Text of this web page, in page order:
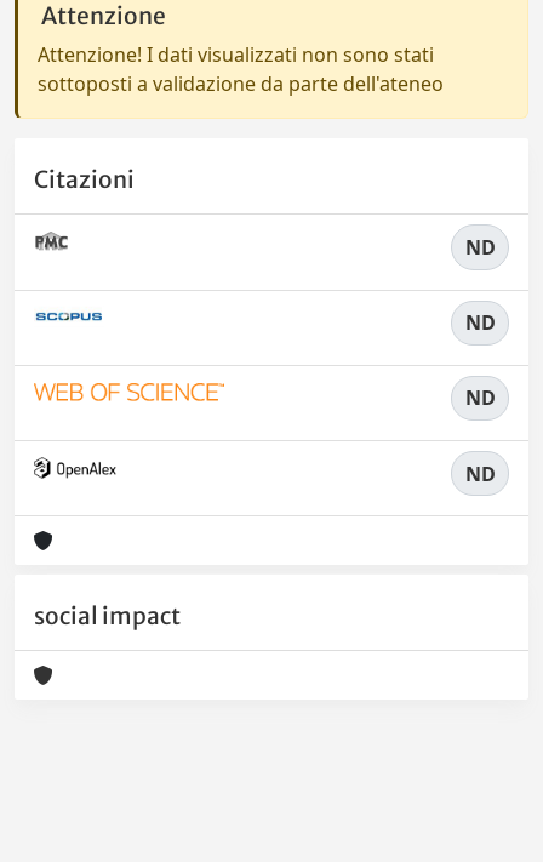
Attenzione
Attenzione! I dati visualizzati non sono stati
sottoposti a validazione da parte dell'ateneo
Citazioni
ND
ND
ND
ND
social impact